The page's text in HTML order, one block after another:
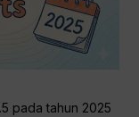
pada tahun 2025